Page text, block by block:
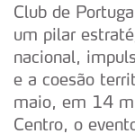
Club de
um pilar
nacional,
e a coesão
maio, em 14
Centro, o